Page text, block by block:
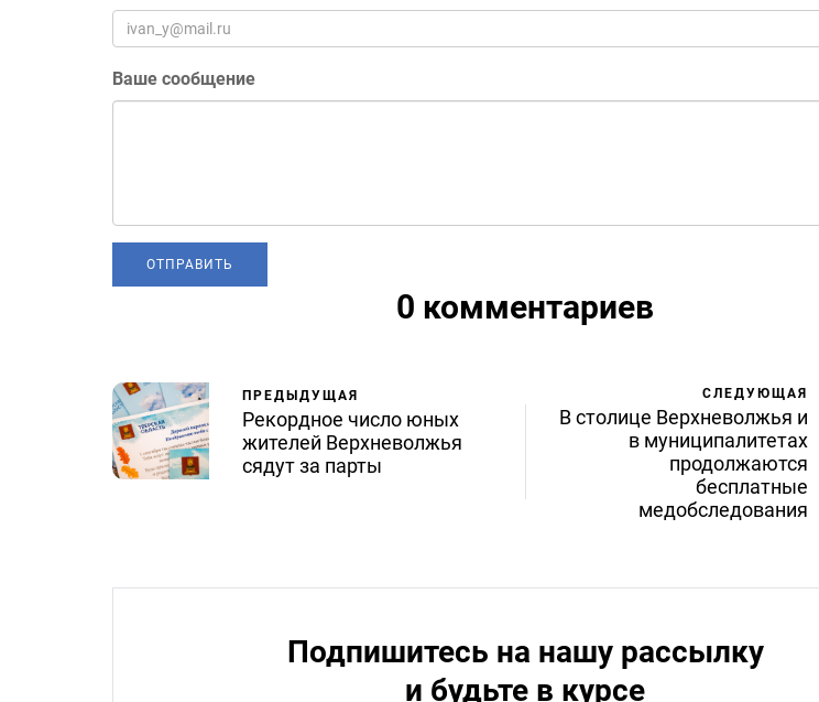
Ваше сообщение
0 комментариев
ПРЕДЫДУЩАЯ
Рекордное число юных
жителей Верхневолжья
сядут за парты
СЛЕДУЮЩАЯ
В столице Верхневолжья и
в муниципалитетах
продолжаются
бесплатные
медобследования
Подпишитесь на нашу рассылку
и будьте в курсе